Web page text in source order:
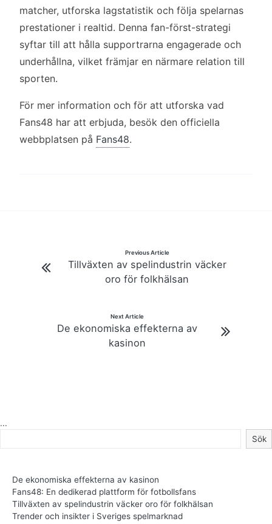
matcher, utforska lagstatistik och följa spelarnas
prestationer i realtid. Denna fan-först-strategi
syftar till att hålla supportrarna engagerade och
underhållna, vilket främjar en närmare relation till
sporten.
För mer information och för att utforska vad
Fans48 har att erbjuda, besök den officiella
webbplatsen på Fans48.
Inläggsnavigering
Previous Article
Tillväxten av spelindustrin väcker
oro för folkhälsan
Next Article
De ekonomiska effekterna av
kasinon
...
Sök
De ekonomiska effekterna av kasinon
Fans48: En dedikerad plattform för fotbollsfans
Tillväxten av spelindustrin väcker oro för folkhälsan
Trender och insikter i Sveriges spelmarknad